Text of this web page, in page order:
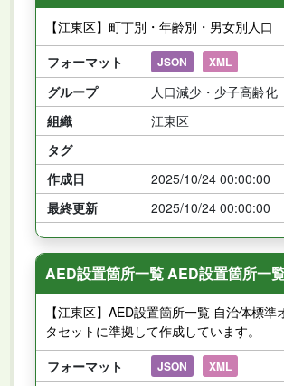
【江東区】町丁別・年齢別・男女別人口
フォーマット
JSON XML
グループ
人口減少・少子高齢化
組織
江東区
タグ
作成日
2025/10/24 00:00:00
最終更新
2025/10/24 00:00:00
AED設置箇所一覧 AED設置箇所一
【江東区】AED設置箇所一覧 自治体標準
タセットに準拠して作成しています。
フォーマット
JSON XML